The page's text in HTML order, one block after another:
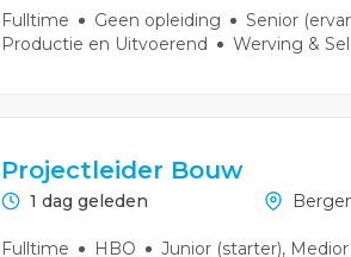
Fulltime Geen opleiding Senior
Productie en Uitvoerend
Werving &
Projectleider Bouw
1 dag geleden
Fulltime HBO Junior (starter),